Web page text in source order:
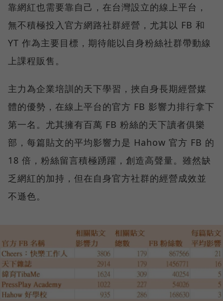
靠網紅也需要靠自己，在台灣設立的線上平台，
無不積極投入官方網路社群經營，尤其以 FB 和
YT 作為主要目標，期待能以自身粉絲社群帶動線
上課程販售。
主力為企業培訓的天下學習，挾自身長期經營媒
體的優勢，在線上平台的官方 FB 影響力排行拿下
第一名。尤其擁有百萬 FB 粉絲的天下讀者俱樂
部，每篇貼文的平均影響力是 Hahow 官方 FB 的
18 倍，粉絲留言積極踴躍，創造高聲量。雖然缺
乏網紅的加持，但在自身官方社群的經營成效並
不遜色。